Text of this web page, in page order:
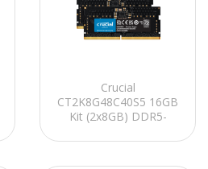
Crucial
CT2K8G48C40S5 16GB
Kit (2x8GB) DDR5-
(16Gbit) Notebook